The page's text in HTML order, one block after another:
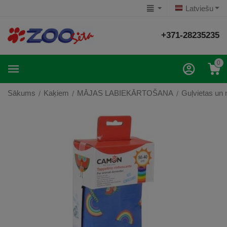
Latviešu
+371-28235235
0
Sākums / Kaķiem / MĀJAS LABIEKĀRTOŠANA / Guļvietas un